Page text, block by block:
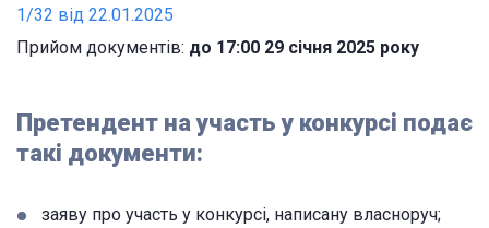
1/32 від 22.01.2025
Прийом документів: до 17:00 29 січня 2025 року
Претендент на участь у конкурсі подає
такі документи:
заяву про участь у конкурсі, написану власноруч;